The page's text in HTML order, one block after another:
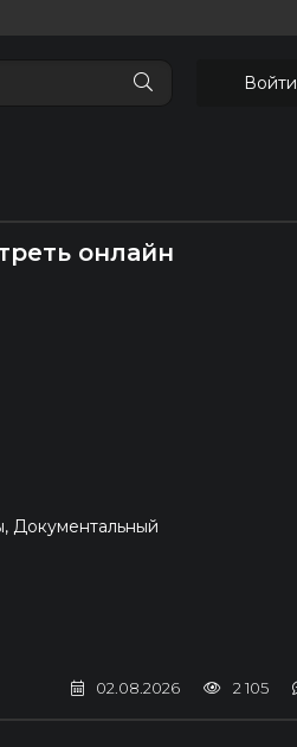
Войти
онлайн
Документальный
02.08.2026 2 105